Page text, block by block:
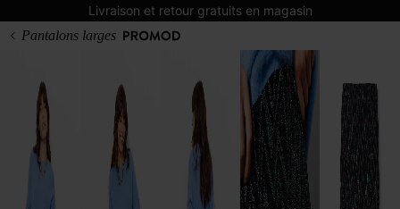
Livraison et retour gratuits en magasin
Pantalons larges